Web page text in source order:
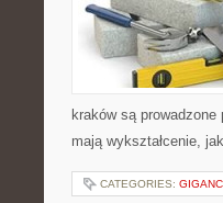
kraków są
mają wykształcenie,
CATEGORIES: